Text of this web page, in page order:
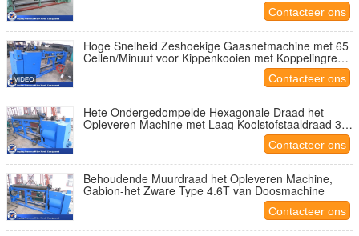
Contacteer ons
Hoge Snelheid Zeshoekige Gaasnetmachine met 65
Cellen/Minuut voor Kippenkooien met Koppelingrem
Contacteer ons
Hete Ondergedompelde Hexagonale Draad het
Opleveren Machine met Laag Koolstofstaaldraad 38
Contacteer ons
Behoudende Muurdraad het Opleveren Machine,
Gabion-het Zware Type 4.6T van Doosmachine
Contacteer ons